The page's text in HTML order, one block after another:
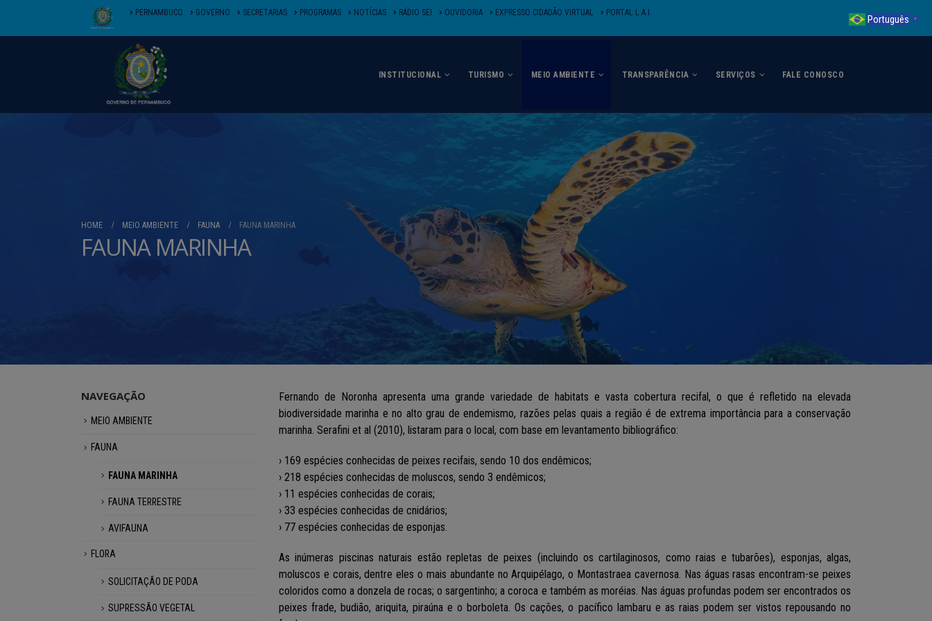
PERNAMBUCO GOVERNO SECRETARIAS PROGRAMAS NOTÍCIAS RÁDIO SEI OUVIDORIA EXPRESSO CIDADÃO VIRTUAL PORTAL L.A.I.
INSTITUCIONAL TURISMO MEIO AMBIENTE TRANSPARÊNCIA SERVIÇOS FALE CONOSCO
HOME MEIO AMBIENTE FAUNA FAUNA MARINHA
FAUNA MARINHA
Fernando de Noronha apresenta uma grande variedade de habitats e vasta cobertura recifal, o que é refletido na elevada
biodiversidade marinha e no alto grau de endemismo, razões pelas quais a região é de extrema importância para a conservação
marinha. Serafini et al (2010), listaram para o local, com base em levantamento bibliográfico:
› 169 espécies conhecidas de peixes recifais, sendo 10 dos endêmicos;
› 218 espécies conhecidas de moluscos, sendo 3 endêmicos;
› 11 espécies conhecidas de corais;
› 33 espécies conhecidas de cnidários;
› 77 espécies conhecidas de esponjas.
As inúmeras piscinas naturais estão repletas de peixes (incluindo os cartilaginosos, como raias e tubarões), esponjas, algas,
moluscos e corais, dentre eles o mais abundante no Arquipélago, o Montastraea cavernosa. Nas águas rasas encontram-se peixes
coloridos como a donzela de rocas; o sargentinho; a coroca e também as moréias. Nas águas profundas podem ser encontrados os
peixes frade, budião, ariquita, piraúna e o borboleta. Os cações, o pacífico lambaru e as raias podem ser vistos repousando no
NAVEGAÇÃO
MEIO AMBIENTE
FAUNA
FAUNA MARINHA
FAUNA TERRESTRE
AVIFAUNA
FLORA
SOLICITAÇÃO DE PODA
SUPRESSÃO VEGETAL
Português ▼